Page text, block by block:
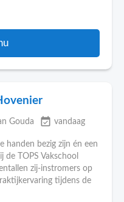
Gouda event_available vandaag
handen bezig zijn én een
TOPS Vakschool
zij-instromers op
tijdens de